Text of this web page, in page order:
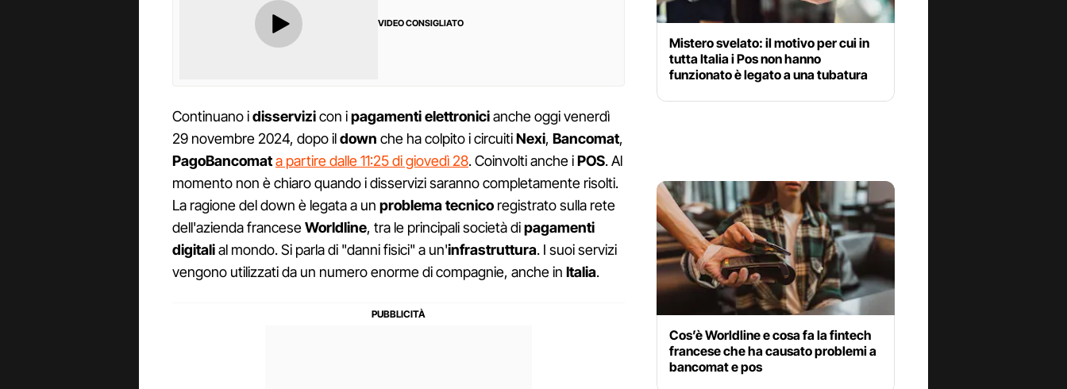
VIDEO CONSIGLIATO
Continuano idisservizicon ipagamenti elettronicianche oggi venerdì
29 novembre 2024, dopo ildown che ha colpito i circuitiNexi, Bancomat,
PagoBancomata partire dalle 11:25 di giovedì 28. Coinvolti anche iPOS. Al
momento non è chiaro quando i disservizi saranno completamente risolti.
La ragione del down è legata a un problema tecnico registrato sulla rete
dell'azienda franceseWorldline, tra le principali società dipagamenti
digitalial mondo. Si parla di "danni fisici" a un'infrastruttura. I suoi servizi
vengono utilizzati da un numero enorme di compagnie, anche in Italia.
Mistero svelato: il motivo per cui in
tutta Italia i Pos non hanno
funzionato è legato a una tubatura
Cos’è Worldline e cosa fa la fintech
francese che ha causato problemi a
bancomat e pos